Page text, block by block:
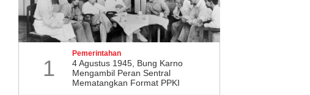
1
Pemerintahan
4 Agustus 1945, Bung Karno
Mengambil Peran Sentral
Mematangkan Format PPKI